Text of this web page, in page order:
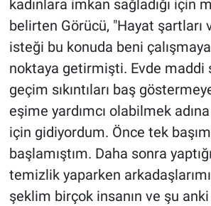
kadınlara imkan sağladığı için
belirten Görücü, "Hayat şartları
isteği bu konuda beni
noktaya getirmişti. Evde maddi
geçim sıkıntıları baş
eşime yardımcı olabilmek
için gidiyordum. Önce tek
başlamıştım. Daha sonra
temizlik yaparken
şeklim birçok insanın ve şu